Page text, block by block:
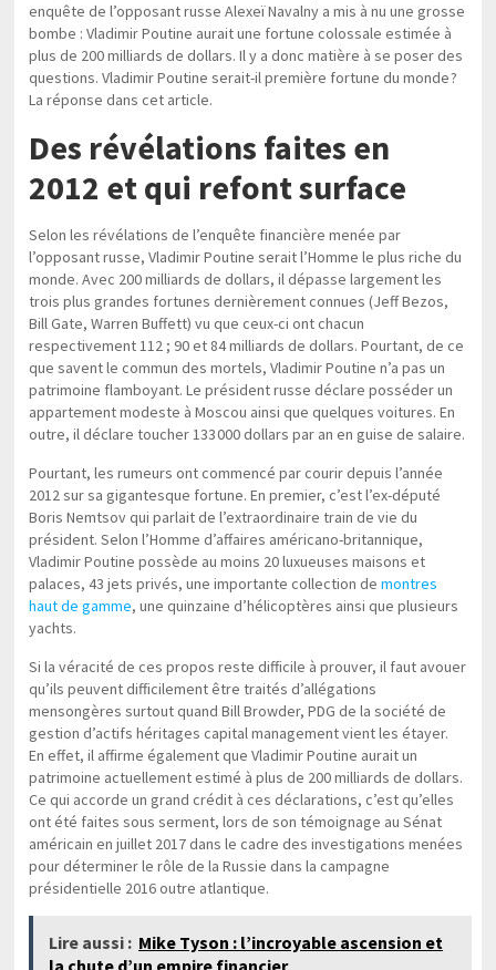
enquête de l’opposant russe Alexeï Navalny a mis à nu une grosse
bombe : Vladimir Poutine aurait une fortune colossale estimée à
plus de 200 milliards de dollars. Il y a donc matière à se poser des
questions. Vladimir Poutine serait-il première fortune du monde ?
La réponse dans cet article.
Des révélations faites en
2012 et qui refont surface
Selon les révélations de l’enquête financière menée par
l’opposant russe, Vladimir Poutine serait l’Homme le plus riche du
monde. Avec 200 milliards de dollars, il dépasse largement les
trois plus grandes fortunes dernièrement connues (Jeff Bezos,
Bill Gate, Warren Buffett) vu que ceux-ci ont chacun
respectivement 112 ; 90 et 84 milliards de dollars. Pourtant, de ce
que savent le commun des mortels, Vladimir Poutine n’a pas un
patrimoine flamboyant. Le président russe déclare posséder un
appartement modeste à Moscou ainsi que quelques voitures. En
outre, il déclare toucher 133 000 dollars par an en guise de salaire.
Pourtant, les rumeurs ont commencé par courir depuis l’année
2012 sur sa gigantesque fortune. En premier, c’est l’ex-député
Boris Nemtsov qui parlait de l’extraordinaire train de vie du
président. Selon l’Homme d’affaires américano-britannique,
Vladimir Poutine possède au moins 20 luxueuses maisons et
palaces, 43 jets privés, une importante collection demontres
haut de gamme, une quinzaine d’hélicoptères ainsi que plusieurs
yachts.
Si la véracité de ces propos reste difficile à prouver, il faut avouer
qu’ils peuvent difficilement être traités d’allégations
mensongères surtout quand Bill Browder, PDG de la société de
gestion d’actifs héritages capital management vient les étayer.
En effet, il affirme également que Vladimir Poutine aurait un
patrimoine actuellement estimé à plus de 200 milliards de dollars.
Ce qui accorde un grand crédit à ces déclarations, c’est qu’elles
ont été faites sous serment, lors de son témoignage au Sénat
américain en juillet 2017 dans le cadre des investigations menées
pour déterminer le rôle de la Russie dans la campagne
présidentielle 2016 outre atlantique.
Lire aussi : Mike Tyson : l’incroyable ascension et
la chute d’un empire financier